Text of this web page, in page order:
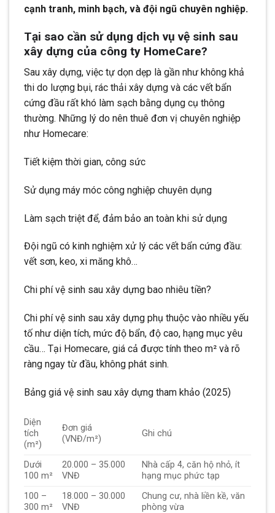
cạnh tranh, minh bạch, và đội ngũ chuyên nghiệp.
Tại sao cần sử dụng dịch vụ vệ sinh sau
xây dựng của công ty HomeCare?
Sau xây dựng, việc tự dọn dẹp là gần như không khả
thi do lượng bụi, rác thải xây dựng và các vết bẩn
cứng đầu rất khó làm sạch bằng dụng cụ thông
thường. Những lý do nên thuê đơn vị chuyên nghiệp
như Homecare:
Tiết kiệm thời gian, công sức
Sử dụng máy móc công nghiệp chuyên dụng
Làm sạch triệt để, đảm bảo an toàn khi sử dụng
Đội ngũ có kinh nghiệm xử lý các vết bẩn cứng đầu:
vết sơn, keo, xi măng khô…
Chi phí vệ sinh sau xây dựng bao nhiêu tiền?
Chi phí vệ sinh sau xây dựng phụ thuộc vào nhiều yếu
tố như diện tích, mức độ bẩn, độ cao, hạng mục yêu
cầu… Tại Homecare, giá cả được tính theo m² và rõ
ràng ngay từ đầu, không phát sinh.
Bảng giá vệ sinh sau xây dựng tham khảo (2025)
Diện
tích
(m²)
Đơn giá
(VNĐ/m²)
Ghi chú
Dưới
100 m²
20.000 – 35.000
VNĐ
Nhà cấp 4, căn hộ nhỏ, ít
hạng mục phức tạp
100 –
300 m²
18.000 – 30.000
VNĐ
Chung cư, nhà liền kề, văn
phòng vừa